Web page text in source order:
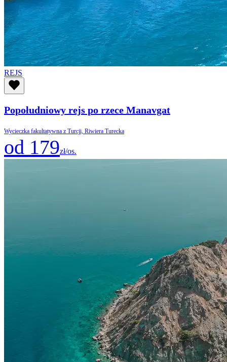
REJS
Popołudniowy rejs po rzece Manavgat
Wycieczka fakultatywna z Turcji, Riwiera Turecka
od 179zł/os.